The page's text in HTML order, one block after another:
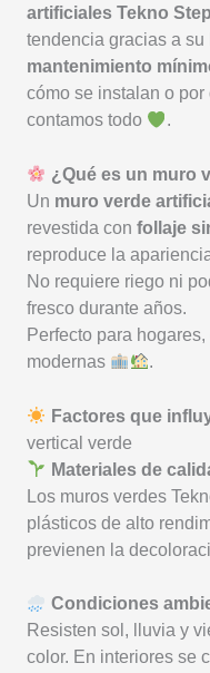
artificiales Tekno Step
tendencia gracias a su
mantenimiento
cómo se instalan o
contamos todo
.
¿Qué es un muro
Un muro verde
revestida con follaje
reproduce la
No requiere riego ni
fresco durante años.
Perfecto para
modernas
.
Factores que
vertical verde
Materiales de
Los muros verdes
plásticos de alto
previenen la
Condiciones
Resisten sol, lluvia y
color. En interiores se